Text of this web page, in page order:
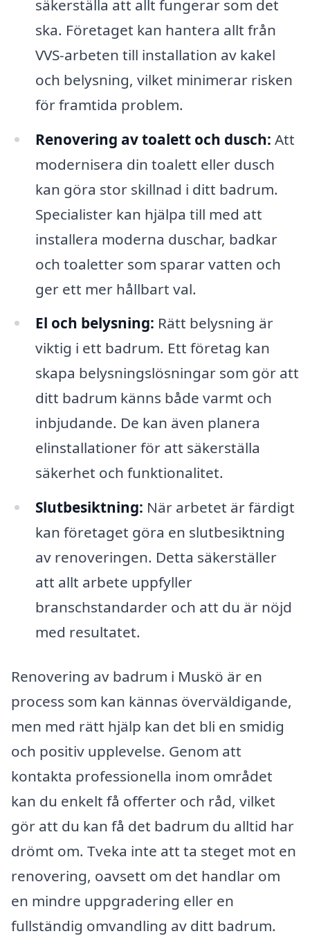
säkerställa att allt fungerar som det
ska. Företaget kan hantera allt från
VVS-arbeten till installation av kakel
och belysning, vilket minimerar risken
för framtida problem.
Renovering av toalett och dusch: Att
modernisera din toalett eller dusch
kan göra stor skillnad i ditt badrum.
Specialister kan hjälpa till med att
installera moderna duschar, badkar
och toaletter som sparar vatten och
ger ett mer hållbart val.
El och belysning: Rätt belysning är
viktig i ett badrum. Ett företag kan
skapa belysningslösningar som gör att
ditt badrum känns både varmt och
inbjudande. De kan även planera
elinstallationer för att säkerställa
säkerhet och funktionalitet.
Slutbesiktning: När arbetet är färdigt
kan företaget göra en slutbesiktning
av renoveringen. Detta säkerställer
att allt arbete uppfyller
branschstandarder och att du är nöjd
med resultatet.
Renovering av badrum i Muskö är en
process som kan kännas överväldigande,
men med rätt hjälp kan det bli en smidig
och positiv upplevelse. Genom att
kontakta professionella inom området
kan du enkelt få offerter och råd, vilket
gör att du kan få det badrum du alltid har
drömt om. Tveka inte att ta steget mot en
renovering, oavsett om det handlar om
en mindre uppgradering eller en
fullständig omvandling av ditt badrum.